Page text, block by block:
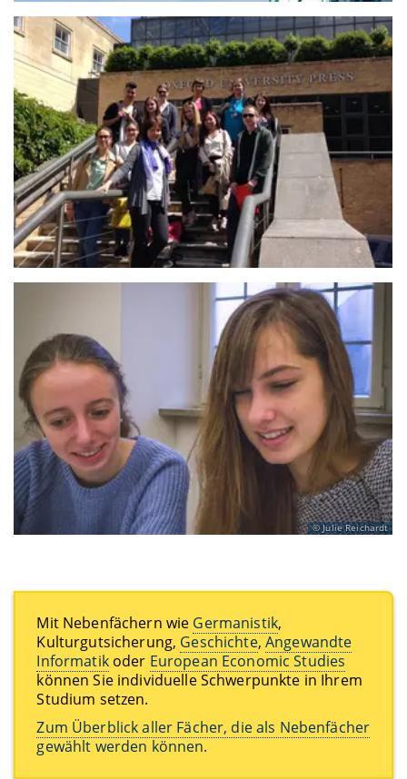
Julie Reichardt
Mit Nebenfächern wie Germanistik,
Kulturgutsicherung, Geschichte, Angewandte
Informatikoder European Economic Studies
können Sie individuelle Schwerpunkte in Ihrem
Studium setzen.
Zum Überblick aller Fächer, die als Nebenfächer
gewählt werden können.